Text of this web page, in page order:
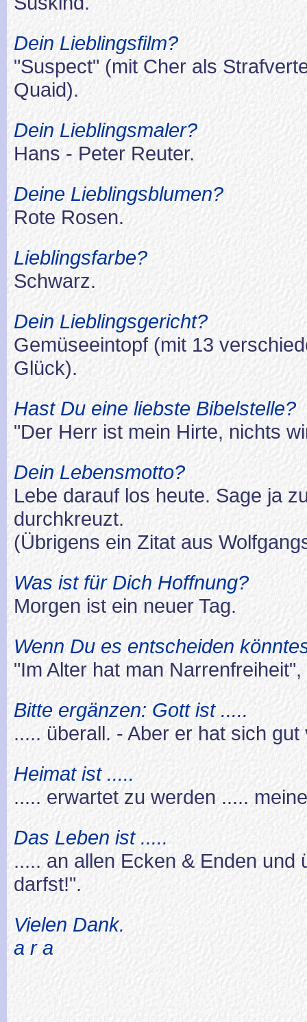
Dein Lieblingsfilm?
"Suspect" (mit Cher als
Quaid).
Dein Lieblingsmaler?
Hans - Peter Reuter.
Deine Lieblingsblumen?
Rote Rosen.
Lieblingsfarbe?
Schwarz.
Dein Lieblingsgericht?
Gemüseeintopf (mit 13
Glück).
Hast Du eine liebste Bibelstelle?
"Der Herr ist mein Hirte, nichts
Dein Lebensmotto?
Lebe darauf los heute. Sage ja
durchkreuzt.
(Übrigens ein Zitat aus
Was ist für Dich Hoffnung?
Morgen ist ein neuer Tag.
Wenn Du es entscheiden
"Im Alter hat man
Bitte ergänzen: Gott ist .....
..... überall. - Aber er hat sich
Heimat ist .....
..... erwartet zu werden .....
Das Leben ist .....
..... an allen Ecken & Enden und
darfst!".
Vielen Dank.
a r a